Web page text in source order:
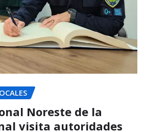
Noreste de la
visita autoridades